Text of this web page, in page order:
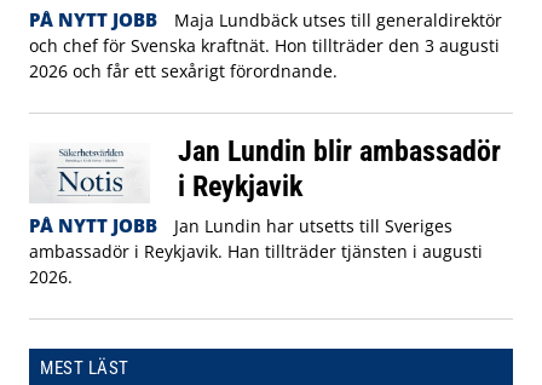
PÅ NYTT JOBB
Maja Lundbäck utses till generaldirektör
och chef för Svenska kraftnät. Hon tillträder den 3 augusti
2026 och får ett sexårigt förordnande.
Jan Lundin blir ambassadör
i Reykjavik
PÅ NYTT JOBB
Jan Lundin har utsetts till Sveriges
ambassadör i Reykjavik. Han tillträder tjänsten i augusti
2026.
MEST LÄST